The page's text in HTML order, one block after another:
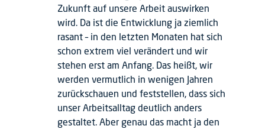
Zukunft auf unsere Arbeit auswirken
wird. Da ist die Entwicklung ja ziemlich
rasant – in den letzten Monaten hat sich
schon extrem viel verändert und wir
stehen erst am Anfang. Das heißt, wir
werden vermutlich in wenigen Jahren
zurückschauen und feststellen, dass sich
unser Arbeitsalltag deutlich anders
gestaltet. Aber genau das macht ja den